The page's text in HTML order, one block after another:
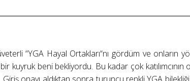
“YGA Hayal Ortakları“nı gördüm ve onların
beni bekliyordu. Bu kadar çok katılımcının